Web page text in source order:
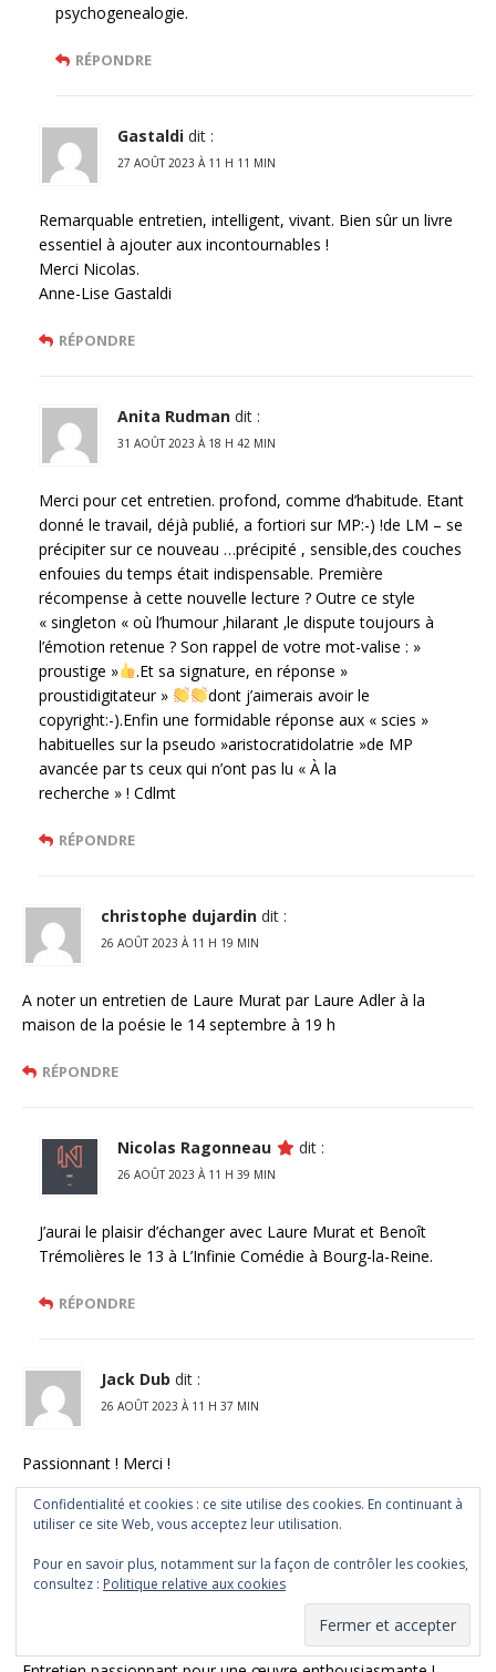
psychogenealogie.
RÉPONDRE
Gastaldi dit :
27 AOÛT 2023 À 11 H 11 MIN
Remarquable entretien, intelligent, vivant. Bien sûr un livre
essentiel à ajouter aux incontournables !
Merci Nicolas.
Anne-Lise Gastaldi
RÉPONDRE
Anita Rudman dit :
31 AOÛT 2023 À 18 H 42 MIN
Merci pour cet entretien. profond, comme d’habitude. Etant
donné le travail, déjà publié, a fortiori sur MP:-) !de LM – se
précipiter sur ce nouveau …précipité , sensible,des couches
enfouies du temps était indispensable. Première
récompense à cette nouvelle lecture ? Outre ce style
« singleton « où l’humour ‚hilarant ‚le dispute toujours à
l’émotion retenue ? Son rappel de votre mot-valise : »
proustige »
.Et sa signature, en réponse »
proustidigitateur »
dont j’aimerais avoir le
copyright:-).Enfin une formidable réponse aux « scies »
habituelles sur la pseudo »aristocratidolatrie »de MP
avancée par ts ceux qui n’ont pas lu « À la
recherche » ! Cdlmt
RÉPONDRE
christophe dujardin dit :
26 AOÛT 2023 À 11 H 19 MIN
A noter un entretien de Laure Murat par Laure Adler à la
maison de la poésie le 14 septembre à 19 h
RÉPONDRE
Nicolas Ragonneau dit :
26 AOÛT 2023 À 11 H 39 MIN
J’aurai le plaisir d’échanger avec Laure Murat et Benoît
Trémolières le 13 à L’Infinie Comédie à Bourg-la-Reine.
RÉPONDRE
Jack Dub dit :
26 AOÛT 2023 À 11 H 37 MIN
Passionnant ! Merci !
RÉPONDRE
Beaume dit :
Confidentialité et cookies : ce site utilise des cookies. En continuant à
utiliser ce site Web, vous acceptez leur utilisation.
Pour en savoir plus, notamment sur la façon de contrôler les cookies,
consultez : Politique relative aux cookies